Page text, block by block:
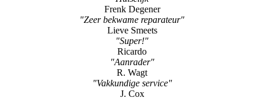
Axel Waelbers
"Zeer bekwaam"
Ron Aspers
"Huiselijk"
Frenk Degener
"Zeer bekwame reparateur"
Lieve Smeets
"Super!"
Ricardo